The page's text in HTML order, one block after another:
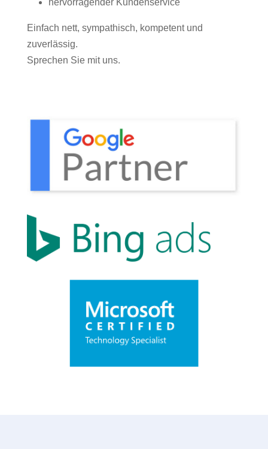
hervorragender Kundenservice
Einfach nett, sympathisch, kompetent und
zuverlässig.
Sprechen Sie mit uns.